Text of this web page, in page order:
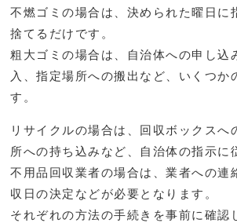
不燃ゴミの場合は、決められた曜日に
捨てるだけです。
粗大ゴミの場合は、自治体への申し込
入、指定場所への搬出など、いくつか
す。
リサイクルの場合は、回収ボックスへ
所への持ち込みなど、自治体の指示に
不用品回収業者の場合は、業者への連
収日の決定などが必要となります。
それぞれの方法の手続きを事前に確認